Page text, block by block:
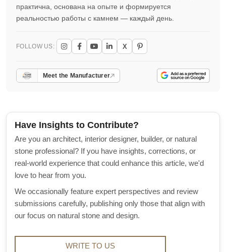
практична, основана на опыте и формируется
реальностью работы с камнем — каждый день.
FOLLOW US: X
Meet the Manufacturer
Have Insights to Contribute?
Are you an architect, interior designer, builder, or natural
stone professional? If you have insights, corrections, or
real-world experience that could enhance this article, we'd
love to hear from you.
We occasionally feature expert perspectives and review
submissions carefully, publishing only those that align with
our focus on natural stone and design.
WRITE TO US